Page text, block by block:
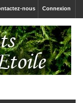
Connexion
nous